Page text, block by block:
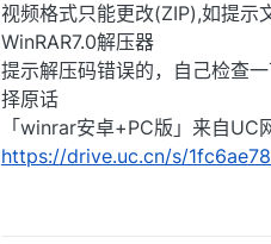
视频格式只能更改(ZIP),如提示
WinRAR7.0解压器
提示解压码错误的，自己检查
择原话
「winrar安卓+PC版」来自UC
https://drive.uc.cn/s/